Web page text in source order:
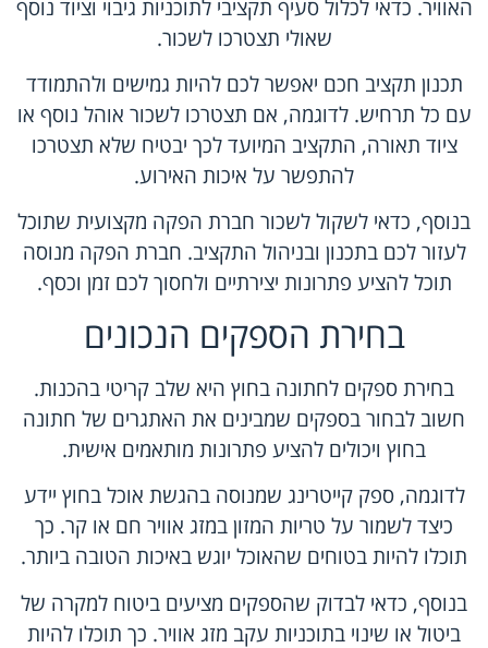
האוויר. כדאי לכלול סעיף תקציבי לתוכניות גיבוי וציוד נוסף
שאולי תצטרכו לשכור.
תכנון תקציב חכם יאפשר לכם להיות גמישים ולהתמודד
עם כל תרחיש. לדוגמה, אם תצטרכו לשכור אוהל נוסף או
ציוד תאורה, התקציב המיועד לכך יבטיח שלא תצטרכו
להתפשר על איכות האירוע.
בנוסף, כדאי לשקול לשכור חברת הפקה מקצועית שתוכל
לעזור לכם בתכנון ובניהול התקציב. חברת הפקה מנוסה
תוכל להציע פתרונות יצירתיים ולחסוך לכם זמן וכסף.
בחירת הספקים הנכונים
בחירת ספקים לחתונה בחוץ היא שלב קריטי בהכנות.
חשוב לבחור בספקים שמבינים את האתגרים של חתונה
בחוץ ויכולים להציע פתרונות מותאמים אישית.
לדוגמה, ספק קייטרינג שמנוסה בהגשת אוכל בחוץ יידע
כיצד לשמור על טריות המזון במזג אוויר חם או קר. כך
תוכלו להיות בטוחים שהאוכל יוגש באיכות הטובה ביותר.
בנוסף, כדאי לבדוק שהספקים מציעים ביטוח למקרה של
ביטול או שינוי בתוכניות עקב מזג אוויר. כך תוכלו להיות